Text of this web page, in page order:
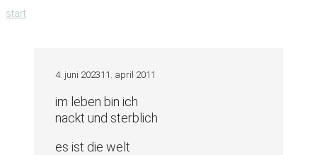
zum
start
4. juni 202311. april 2011
im leben bin ich
nackt und sterblich
es ist die welt